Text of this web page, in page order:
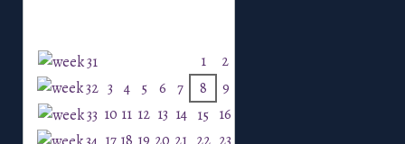
1
2
3 4 5 6 7 8
9
10 11 12 13 14 15 16